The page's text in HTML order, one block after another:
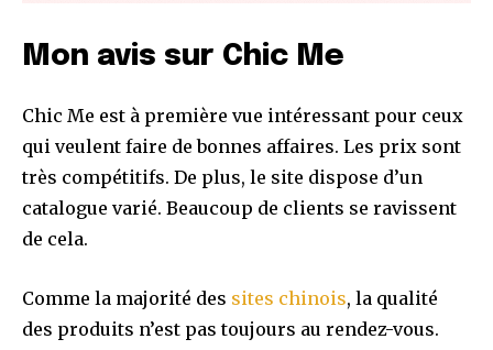
Mon avis sur Chic Me
Chic Me est à première vue intéressant pour ceux
qui veulent faire de bonnes affaires. Les prix sont
très compétitifs. De plus, le site dispose d’un
catalogue varié. Beaucoup de clients se ravissent
de cela.
Comme la majorité des sites chinois, la qualité
des produits n’est pas toujours au rendez-vous.